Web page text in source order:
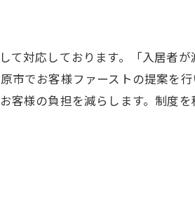
対応しております。「入居者
でお客様ファーストの提案を
様の負担を減らします。制度